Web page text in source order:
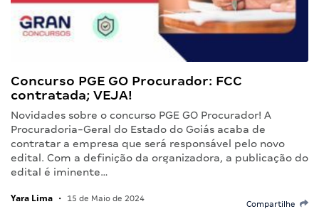
Concurso PGE GO Procurador: FCC
contratada; VEJA!
Novidades sobre o concurso PGE GO Procurador! A
Procuradoria-Geral do Estado do Goiás acaba de
contratar a empresa que será responsável pelo novo
edital. Com a definição da organizadora, a publicação do
edital é iminente…
Yara Lima • 15 de Maio de 2024
Compartilhe